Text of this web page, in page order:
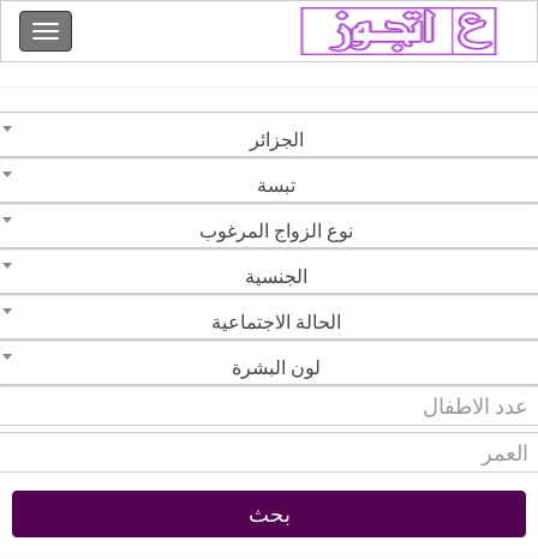
الجزائر
تبسة
نوع الزواج المرغوب
الجنسية
الحالة الاجتماعية
لون البشرة
بحث